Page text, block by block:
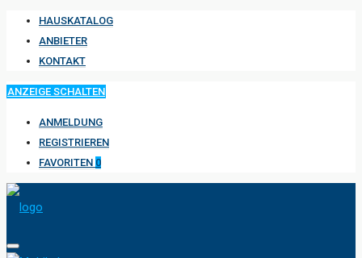
HAUSKATALOG
ANBIETER
KONTAKT
ANZEIGE SCHALTEN
ANMELDUNG
REGISTRIEREN
FAVORITEN 0